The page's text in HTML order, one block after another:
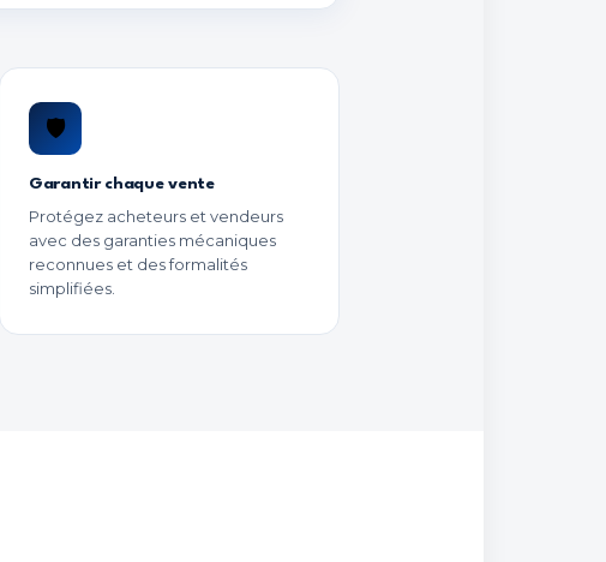
🛡️
Garantir chaque vente
Protégez acheteurs et vendeurs
avec des garanties mécaniques
reconnues et des formalités
simplifiées.